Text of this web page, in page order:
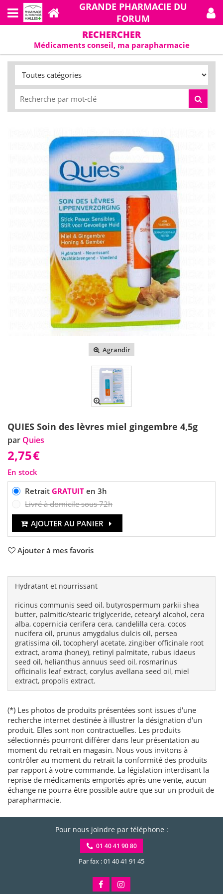
GRANDE PHARMACIE DU
FORUM
RECHERCHER
Médicaments conseil, ma parapharmacie
Agrandir
QUIES Soin des lèvres miel gingembre 4,5g
par Quies
2,75€
En stock
Retrait GRATUITen 3h
Livré à domicile sous 72h
AJOUTER AU PANIER
Ajouter à mes favoris
Hydratant et nourrissant
ricinus communis seed oil, butyrospermum parkii shea
butter, palmitic/stearic triglyceride, cetearyl alcohol, cera
alba, copernicia cerifera cera, candelilla cera, cocos
nucifera oil, prunus amygdalus dulcis oil, persea
gratissima oil, tocopheryl acetate, zingiber officinale root
extract, aroma (honey), retinyl palmitate, rubus idaeus
seed oil, helianthus annuus seed oil, rosmarinus
officinalis leaf extract, corylus avellana seed oil, miel
extract, propolis extract.
(*) Les photos de produits présentées sont issues d'une
recherche internet destinée à illustrer la désignation d'un
produit. Elles sont non contractuelles. Les produits
sélectionnés pourront différer dans leur présentation au
moment du retrait en magasin. Nous vous invitons à
contrôler au moment du retrait la conformité des produits
par rapport à votre commande. La législation interdisant la
reprise de médicaments emportés après une vente, aucun
échange ne pourra être possible autre que sur un produit de
parapharmacie.
Pour nous joindre par téléphone :
01 40 41 90 80
Par fax : 01 40 41 91 45